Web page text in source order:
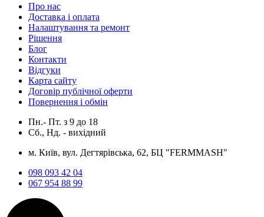
Про нас
Доставка і оплата
Налаштування та ремонт
Рішення
Блог
Контакти
Відгуки
Карта сайту
Договір публічної оферти
Повернення і обмін
Пн.- Пт. з 9 до 18
Сб., Нд. - вихідний
м. Київ, вул. Дегтярівська, 62, БЦ "FERMMASH"
098 093 42 04
067 954 88 99